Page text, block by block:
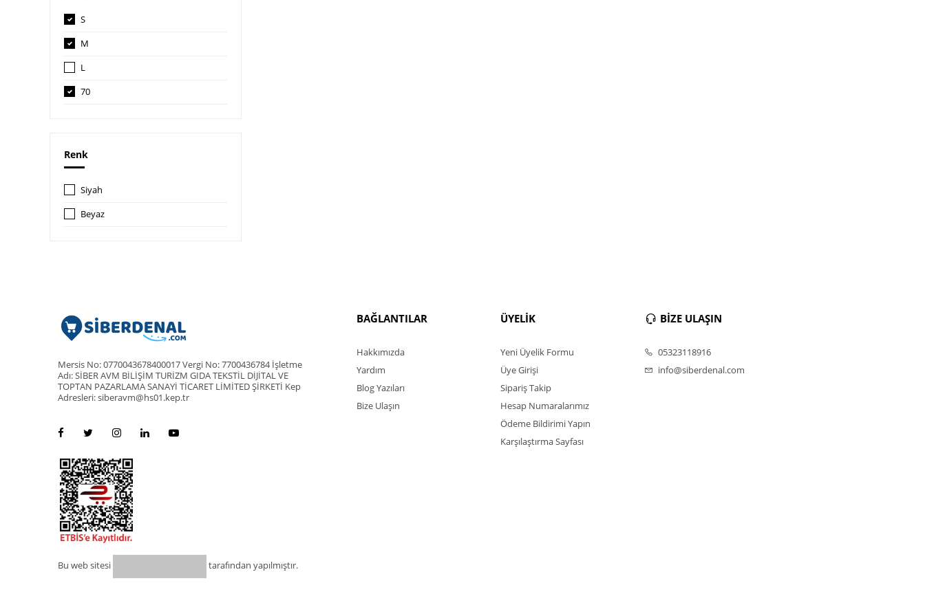
S
M
L
70
Renk
Siyah
Beyaz
Mersis No: 0770043678400017 Vergi No: 7700436784 İşletme
Adı: SİBER AVM BİLİŞİM TURİZM GIDA TEKSTİL DİJİTAL VE
TOPTAN PAZARLAMA SANAYİ TİCARET LİMİTED ŞİRKETİ Kep
Adresleri: siberavm@hs01.kep.tr
Bu web sitesi tarafından yapılmıştır.
BAĞLANTILAR
Hakkımızda
Yardım
Blog Yazıları
Bize Ulaşın
ÜYELİK
Yeni Üyelik Formu
Üye Girişi
Sipariş Takip
Hesap Numaralarımız
Ödeme Bildirimi Yapın
Karşılaştırma Sayfası
BİZE ULAŞIN
05323118916
info@siberdenal.com